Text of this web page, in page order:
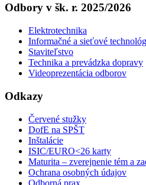
Odbory v šk. r. 2025/2026
Elektrotechnika
Informačné a sieťové
Staviteľstvo
Technika a prevádzka dopravy
Videoprezentácia odborov
Odkazy
Červené stužky
DofE na SPŠT
Inštalácie
ISIC/EURO<26 karty
Maturita – zverejnenie tém a
Ochrana osobných údajov
Odborná prax